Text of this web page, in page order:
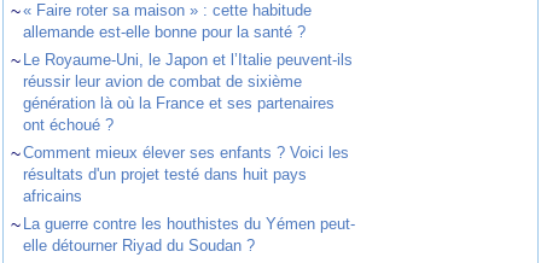
~« Faire roter sa maison » : cette habitude
allemande est-elle bonne pour la santé ?
~ Le Royaume-Uni, le Japon et l’Italie peuvent-ils
réussir leur avion de combat de sixième
génération là où la France et ses partenaires
ont échoué ?
~Comment mieux élever ses enfants ? Voici les
résultats d'un projet testé dans huit pays
africains
~ La guerre contre les houthistes du Yémen peut-
elle détourner Riyad du Soudan ?